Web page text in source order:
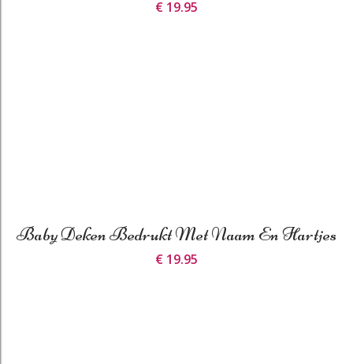
€ 19.95
Baby Deken Bedrukt Met Naam En Hartjes
€ 19.95